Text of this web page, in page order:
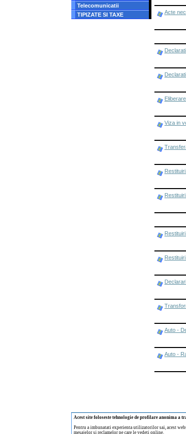
Telecomunicatii
TIPIZATE SI TAXE
Acte
Viza in
Auto -
Auto -
Acest site foloseste tehnologie de profilare anonima a
Pentru a imbunatati experienta utilizatorilor sai, acest
mesajelor si reclamelor pe care le vedeti online.